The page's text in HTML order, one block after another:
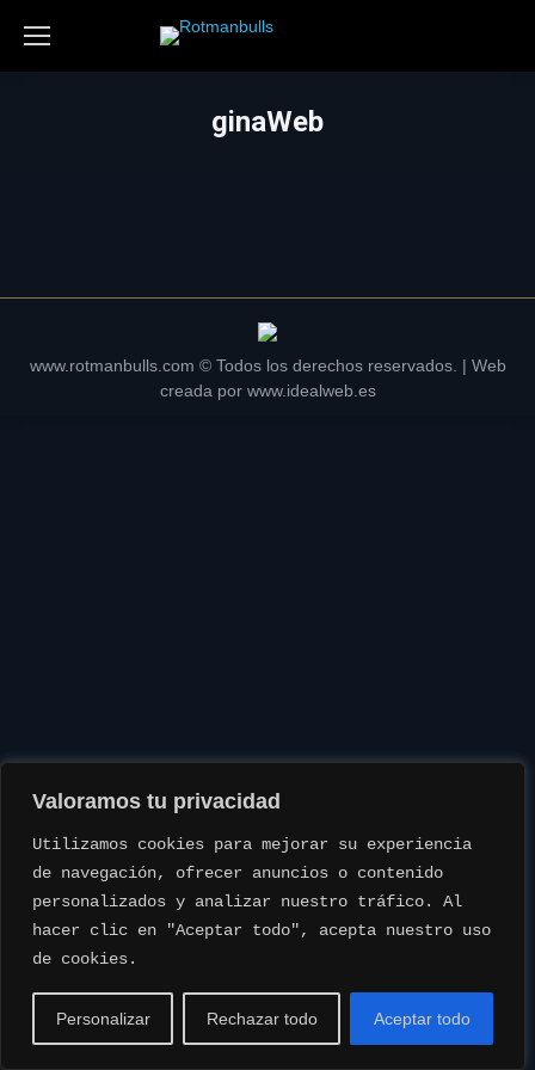
Valoramos tu privacidad
Utilizamos cookies para mejorar su experiencia
de navegación, ofrecer anuncios o contenido
personalizados y analizar nuestro tráfico. Al
hacer clic en "Aceptar todo", acepta nuestro uso
de cookies.
Personalizar Rechazar todo Aceptar todo
ginaWeb
www.rotmanbulls.com © Todos los derechos reservados. | Web
creada por www.idealweb.es